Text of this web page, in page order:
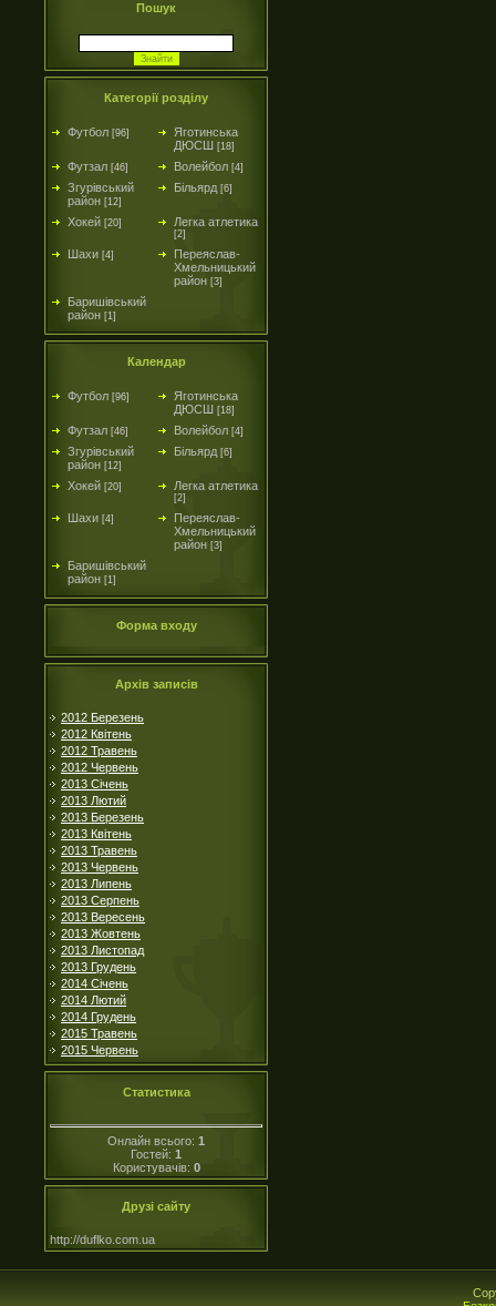
Пошук
Категорії розділу
Футбол [96]
Яготинська
ДЮСШ [18]
Футзал [46] Волейбол [4]
Згурівський
район [12]
Більярд [6]
Хокей [20] Легка атлетика
[2]
Шахи [4]
Переяслав-
Хмельницький
район [3]
Баришівський
район [1]
Календар
Футбол [96]
Яготинська
ДЮСШ [18]
Футзал [46] Волейбол [4]
Згурівський
район [12]
Більярд [6]
Хокей [20] Легка атлетика
[2]
Шахи [4]
Переяслав-
Хмельницький
район [3]
Баришівський
район [1]
Форма входу
Архів записів
2012 Березень
2012 Квітень
2012 Травень
2012 Червень
2013 Січень
2013 Лютий
2013 Березень
2013 Квітень
2013 Травень
2013 Червень
2013 Липень
2013 Серпень
2013 Вересень
2013 Жовтень
2013 Листопад
2013 Грудень
2014 Січень
2014 Лютий
2014 Грудень
2015 Травень
2015 Червень
Статистика
Онлайн всього: 1
Гостей: 1
Користувачів: 0
Друзі сайту
http://duflko.com.ua